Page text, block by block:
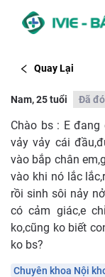
Quay Lại
Nam, 25 tuổi Đã
Chào bs : E
vảy vảy cái
vào bắp chân
vào khi nó lắc
rồi sinh sôi nảy
có cảm giác,e
ko,cũng ko biết
ko bs?
Chuyên khoa Nội